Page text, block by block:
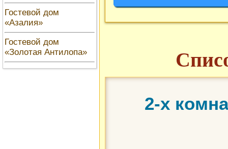
Гостевой дом
«Азалия»
Гостевой дом
«Золотая Антилопа»
2-х